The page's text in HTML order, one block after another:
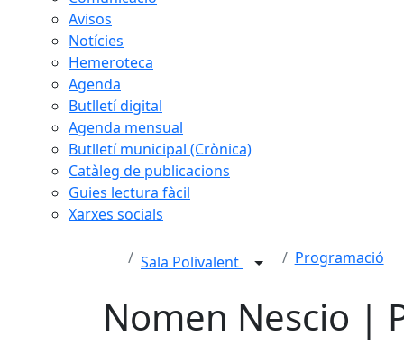
Avisos
Notícies
Hemeroteca
Agenda
Butlletí digital
Agenda mensual
Butlletí municipal (Crònica)
Catàleg de publicacions
Guies lectura fàcil
Xarxes socials
Sala Polivalent Programació
Nomen Nescio |